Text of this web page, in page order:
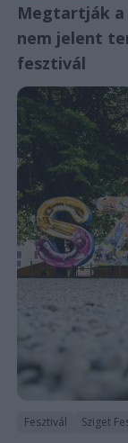
Megtartják a
nem jelent
fesztivál
Fesztivál Sziget